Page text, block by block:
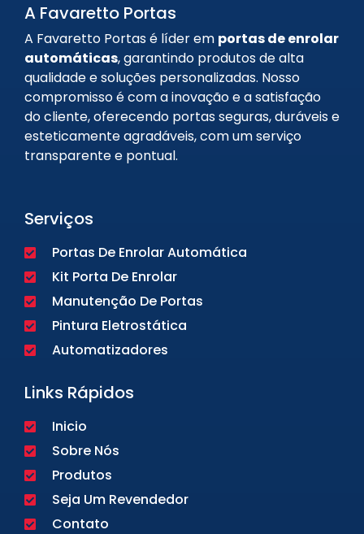
A Favaretto Portas
A Favaretto Portas é líder em portas de enrolar
automáticas, garantindo produtos de alta
qualidade e soluções personalizadas. Nosso
compromisso é com a inovação e a satisfação
do cliente, oferecendo portas seguras, duráveis e
esteticamente agradáveis, com um serviço
transparente e pontual.
Serviços
Portas De Enrolar Automática
Kit Porta De Enrolar
Manutenção De Portas
Pintura Eletrostática
Automatizadores
Links Rápidos
Inicio
Sobre Nós
Produtos
Seja Um Revendedor
Contato